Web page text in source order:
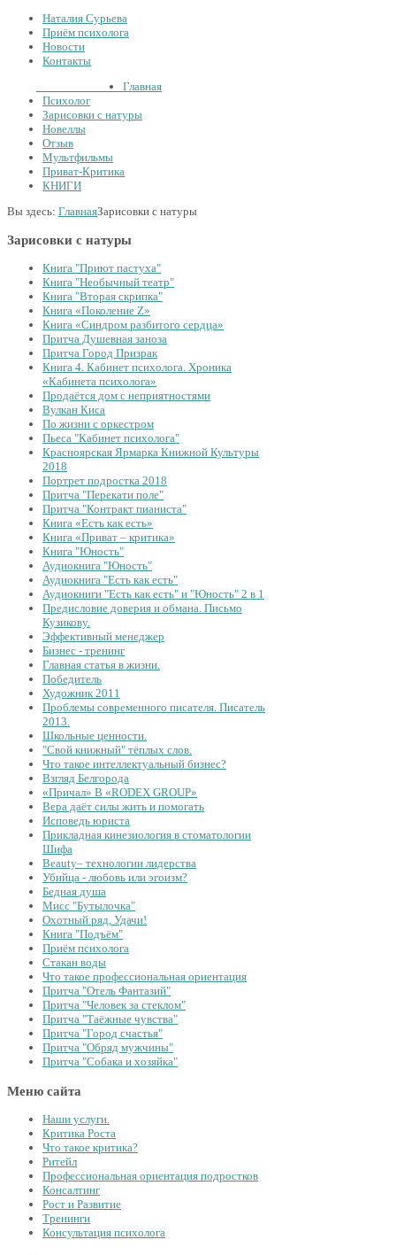
Наталия Сурьева
Приём психолога
Новости
Контакты
234-19-32 Главная
Психолог
Зарисовки с натуры
Новеллы
Отзыв
Мультфильмы
Приват-Критика
КНИГИ
Вы здесь: ГлавнаяЗарисовки с натуры
Зарисовки с натуры
Книга "Приют пастуха"
Книга "Необычный театр"
Книга "Вторая скрипка"
Книга «Поколение Z»
Книга «Синдром разбитого сердца»
Притча Душевная заноза
Притча Город Призрак
Книга 4. Кабинет психолога. Хроника
«Кабинета психолога»
Продаётся дом с неприятностями
Вулкан Киса
По жизни с оркестром
Пьеса "Кабинет психолога"
Красноярская Ярмарка Книжной Культуры
2018
Портрет подростка 2018
Притча "Перекати поле"
Притча "Контракт пианиста"
Книга «Есть как есть»
Книга «Приват – критика»
Книга "Юность"
Аудиокнига "Юность"
Аудиокнига "Есть как есть"
Аудиокниги "Есть как есть" и "Юность" 2 в 1
Предисловие доверия и обмана. Письмо
Кузикову.
Эффективный менеджер
Бизнес - тренинг
Главная статья в жизни.
Победитель
Художник 2011
Проблемы современного писателя. Писатель
2013.
Школьные ценности.
"Свой книжный" тёплых слов.
Что такое интеллектуальный бизнес?
Взгляд Белгорода
«Причал» В «RODEX GROUP»
Вера даёт силы жить и помогать
Исповедь юриста
Прикладная кинезиология в стоматологии
Шифа
Beauty– технологии лидерства
Убийца - любовь или эгоизм?
Бедная душа
Мисс "Бутылочка"
Охотный ряд, Удачи!
Книга "Подъём"
Приём психолога
Стакан воды
Что такое профессиональная ориентация
Притча "Отель Фантазий"
Притча "Человек за стеклом"
Притча "Таёжные чувства"
Притча "Город счастья"
Притча "Обряд мужчины"
Притча "Собака и хозяйка"
Меню сайта
Наши услуги.
Критика Роста
Что такое критика?
Ритейл
Профессиональная ориентация подростков
Консалтинг
Рост и Развитие
Тренинги
Консультация психолога